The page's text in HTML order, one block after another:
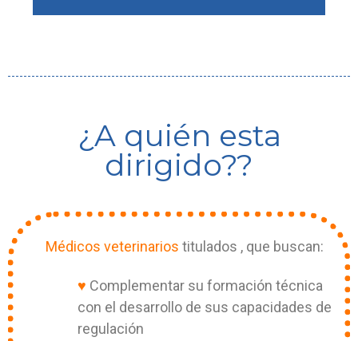
¿A quién esta
dirigido??
Médicos veterinarios titulados , que buscan:
♥ Complementar su formación técnica
con el desarrollo de sus capacidades de
regulación